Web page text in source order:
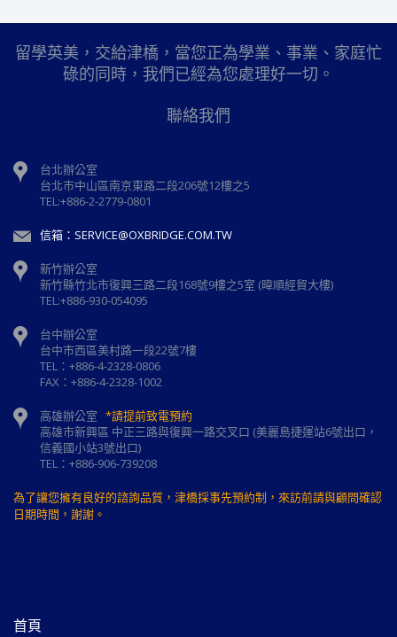
留學英美，交給津橋，當您正為學業、事業、家庭忙
碌的同時，我們已經為您處理好一切。
聯絡我們
台北辦公室
台北市中山區南京東路二段206號12樓之5
TEL:+886-2-2779-0801
信箱：SERVICE@OXBRIDGE.COM.TW
新竹辦公室
新⽵縣⽵北市復興三路⼆段168號9樓之5室 (暐順經貿大樓)
TEL:+886-930-054095
台中辦公室
台中市西區美村路一段22號7樓
TEL：+886-4-2328-0806
FAX：+886-4-2328-1002
高雄辦公室 *請提前致電預約
高雄市新興區 中正三路與復興一路交叉口 (美麗島捷運站6號出口，
信義國小站3號出口)
TEL：+886-906-739208
為了讓您擁有良好的諮詢品質，津橋採事先預約制，來訪前請與顧問確認
日期時間，謝謝。
首頁